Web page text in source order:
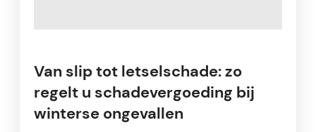
Van slip tot letselschade: zo
regelt u schadevergoeding bij
winterse ongevallen